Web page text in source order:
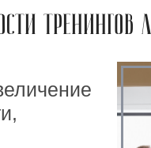
ТРЕНИНГОВ